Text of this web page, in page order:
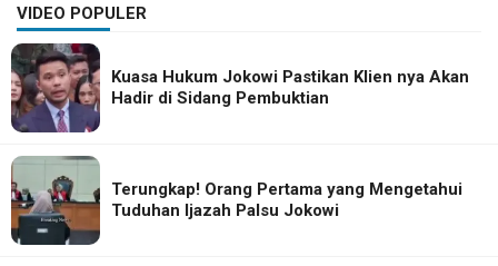
VIDEO POPULER
Kuasa Hukum Jokowi Pastikan Klien nya Akan
Hadir di Sidang Pembuktian
Terungkap! Orang Pertama yang Mengetahui
Tuduhan Ijazah Palsu Jokowi